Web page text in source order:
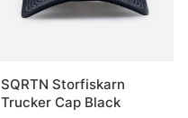
SQRTN Storfiskarn
Trucker Cap Black